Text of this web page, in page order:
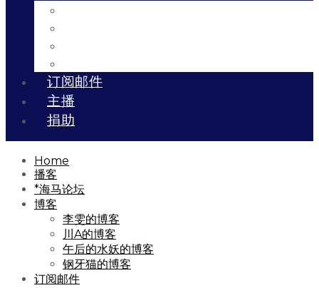
订阅邮件
主播
捐助
Home
播客
*海马论坛
博客
李雯的博客
川A的博客
午后的水妖的博客
钢牙猫的博客
订阅邮件